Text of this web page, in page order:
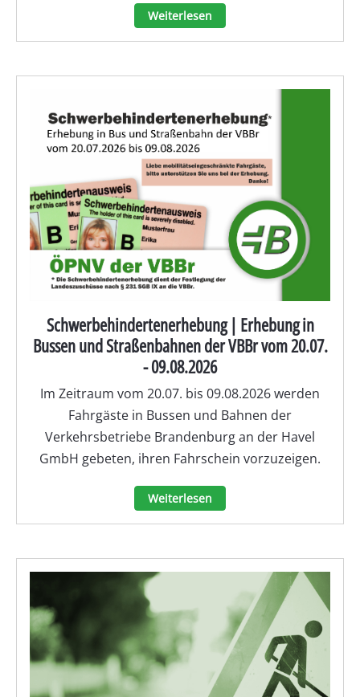
Weiterlesen
Schwerbehindertenerhebung | Erhebung in
Bussen und Straßenbahnen der VBBr vom 20.07.
- 09.08.2026
Im Zeitraum vom 20.07. bis 09.08.2026 werden
Fahrgäste in Bussen und Bahnen der
Verkehrsbetriebe Brandenburg an der Havel
GmbH gebeten, ihren Fahrschein vorzuzeigen.
Weiterlesen